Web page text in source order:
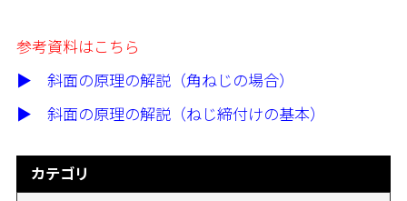
参考資料はこちら
▶ 斜面の原理の解説（角ねじの場合）
▶ 斜面の原理の解説（ねじ締付けの基本）
カテゴリ